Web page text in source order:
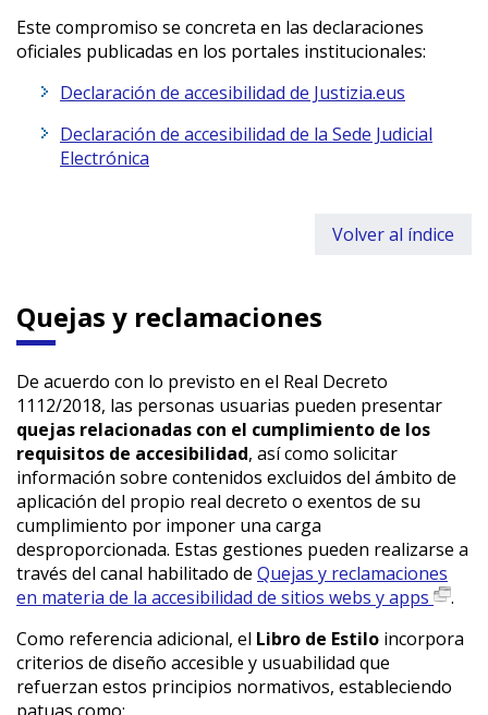
Este compromiso se concreta en las declaraciones
oficiales publicadas en los portales institucionales:
Declaración de accesibilidad de Justizia.eus
Declaración de accesibilidad de la Sede Judicial
Electrónica
Volver al índice
Quejas y reclamaciones
De acuerdo con lo previsto en el Real Decreto
1112/2018, las personas usuarias pueden presentar
quejas relacionadas con el cumplimiento de los
requisitos de accesibilidad, así como solicitar
información sobre contenidos excluidos del ámbito de
aplicación del propio real decreto o exentos de su
cumplimiento por imponer una carga
desproporcionada. Estas gestiones pueden realizarse a
través del canal habilitado de Quejas y reclamaciones
en materia de la accesibilidad de sitios webs y apps
.
Como referencia adicional, el Libro de Estilo incorpora
criterios de diseño accesible y usuabilidad que
refuerzan estos principios normativos, estableciendo